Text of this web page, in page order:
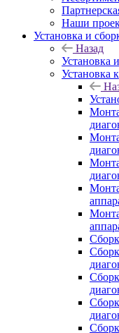
Наши
Установка и
Назад
Установка
Установка